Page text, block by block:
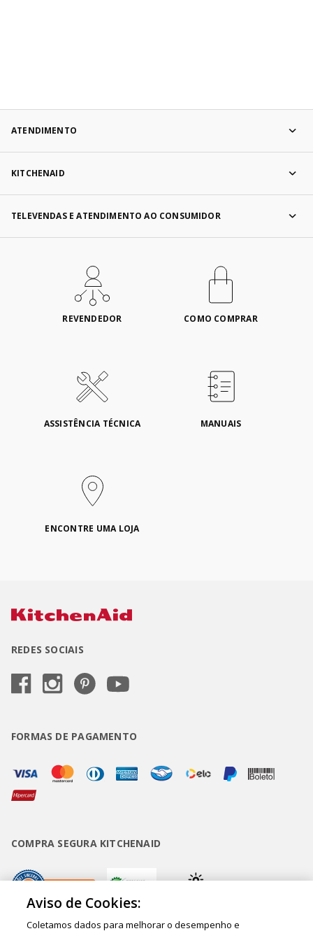
ATENDIMENTO
KITCHENAID
TELEVENDAS E ATENDIMENTO AO CONSUMIDOR
REVENDEDOR COMO COMPRAR
ASSISTÊNCIA TÉCNICA MANUAIS
ENCONTRE UMA LOJA
REDES SOCIAIS
FORMAS DE PAGAMENTO
COMPRA SEGURA KITCHENAID
Aviso de Cookies:
Coletamos dados para melhorar o desempenho e